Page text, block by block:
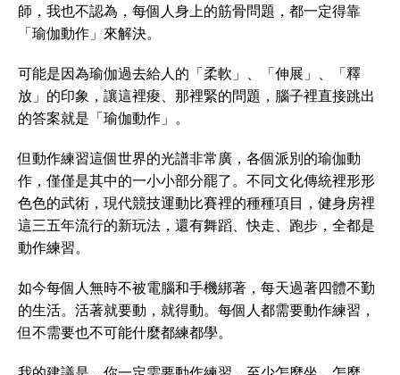
師，我也不認為，每個人身上的筋骨問題，都一定得靠
「瑜伽動作」來解決。
可能是因為瑜伽過去給人的「柔軟」、「伸展」、「釋
放」的印象，讓這裡痠、那裡緊的問題，腦子裡直接跳出
的答案就是「瑜伽動作」。
但動作練習這個世界的光譜非常廣，各個派別的瑜伽動
作，僅僅是其中的一小小部分罷了。不同文化傳統裡形形
色色的武術，現代競技運動比賽裡的種種項目，健身房裡
這三五年流行的新玩法，還有舞蹈、快走、跑步，全都是
動作練習。
如今每個人無時不被電腦和手機綁著，每天過著四體不勤
的生活。活著就要動，就得動。每個人都需要動作練習，
但不需要也不可能什麼都練都學。